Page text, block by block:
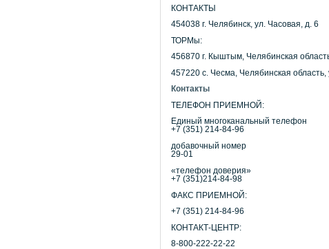
КОНТАКТЫ
454038 г. Челябинск, ул. Часовая, д. 6
ТОРМы:
456870 г. Кыштым, Челябинская
457220 с. Чесма, Челябинская область,
Контакты
ТЕЛЕФОН ПРИЕМНОЙ:
Единый многоканальный телефон
+7 (351) 214-84-96
добавочный номер
29-01
«телефон доверия»
+7 (351)214-84-98
ФАКС ПРИЕМНОЙ:
+7 (351) 214-84-96
КОНТАКТ-ЦЕНТР:
8-800-222-22-22